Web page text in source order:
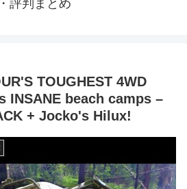
評判まとめ
TOUGHEST 4WD
INSANE beach camps –
+ Jocko's Hilux!